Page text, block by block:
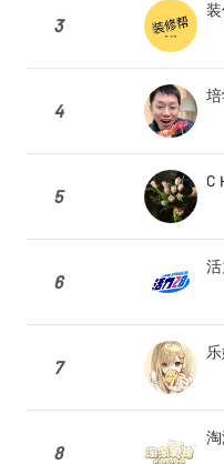
3
4
5
C
6
7
8